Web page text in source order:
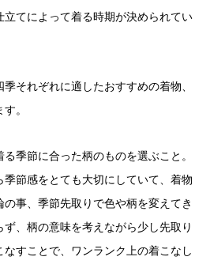
立てによって着る時期が決められてい
それぞれに適したおすすめの着物、
。
季節に合った柄のものを選ぶこと。
季節感をとても大切にしていて、着物
事、季節先取りで色や柄を変えてき
、柄の意味を考えながら少し先取り
すことで、ワンランク上の着こなし